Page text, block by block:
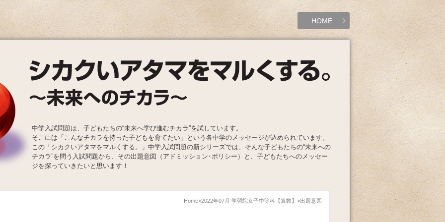
HOME
中学入試問題は、子どもたちの“未来へ学び進むチカラ”を試しています。
そこには「こんなチカラを持った子どもを育てたい」という各中学のメッセージが込められています。
この「シカクいアタマをマルくする。」中学入試問題の新シリーズでは、そんな子どもたちの“未来への
チカラ”を問う入試問題から、その出題意図（アドミッション･ポリシー）と、子どもたちへのメッセー
ジを探っていきたいと思います！
Home 2022年07月 学習院女子中等科【算数】 出題意図